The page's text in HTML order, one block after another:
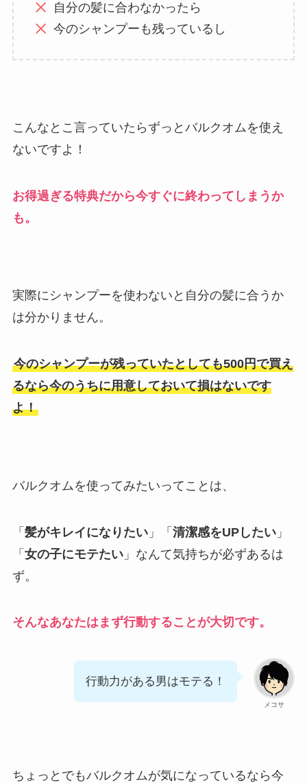
自分の髪に合わなかったら
今のシャンプーも残っているし
こんなとこ言っていたらずっとバルクオムを使え
ないですよ！
お得過ぎる特典だから今すぐに終わってしまうか
も。
実際にシャンプーを使わないと自分の髪に合うか
は分かりません。
今のシャンプーが残っていたとしても500円で買え
るなら今のうちに用意しておいて損はないです
よ！
バルクオムを使ってみたいってことは、
「 髪がキレイになりたい」「 清潔感をUPしたい」
「 女の子にモテたい」なんて気持ちが必ずあるは
ず。
そんなあなたはまず行動することが大切です。
メコサ
行動力がある男はモテる！
ちょっとでもバルクオムが気になっているなら今